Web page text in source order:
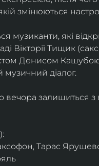
змінюються
музиканти, які
Вікторії Тищик
Денисом
діалог.
вечора залишиться з
Тарас